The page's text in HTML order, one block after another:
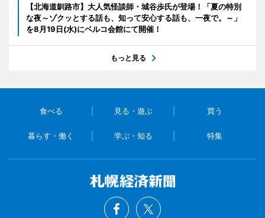
【北海道釧路市】大人気怪談師・城谷歩氏が登場！「夏の特別
な夜～ゾクッとする話も、知って安心する話も、一夜で。～」
を8月19日(水)にベルコ会館にて開催！
もっと見る
食べる 見る・遊ぶ 買う
暮らす・働く 学ぶ・知る 特集